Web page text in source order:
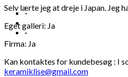
-
-
Selv lærte jeg at dreje i Japan. Jeg
Eget galleri: Ja
Firma: Ja
Kan kontaktes for kundebesøg : I
keramiklise@gmail.com